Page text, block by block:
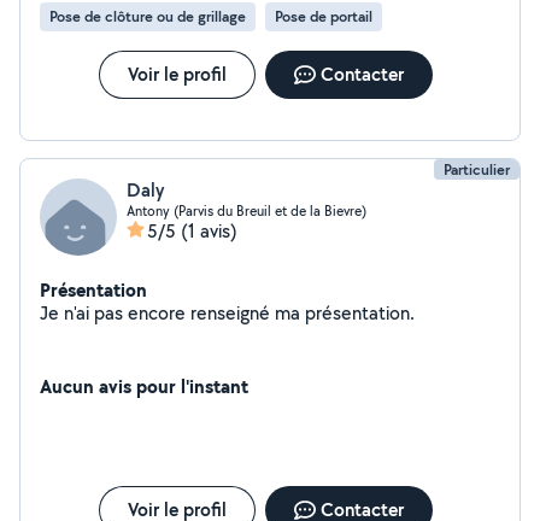
projet, du devis jusqu'à la finition.
Pose de clôture ou de grillage Pose de portail
Voir le profil Contacter
Particulier
Daly
Antony (Parvis du Breuil et de la Bievre)
5/5 (1 avis)
Présentation
Je n'ai pas encore renseigné ma présentation.
Aucun avis pour l'instant
Voir le profil Contacter